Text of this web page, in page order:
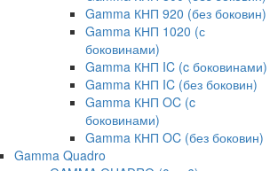
Gamma КНП 920 (без боковин)
Gamma КНП 1020 (с
боковинами)
Gamma КНП IC (c боковинами)
Gamma КНП IC (без боковин)
Gamma КНП OC (c
боковинами)
Gamma КНП OC (без боковин)
Gamma Quadro